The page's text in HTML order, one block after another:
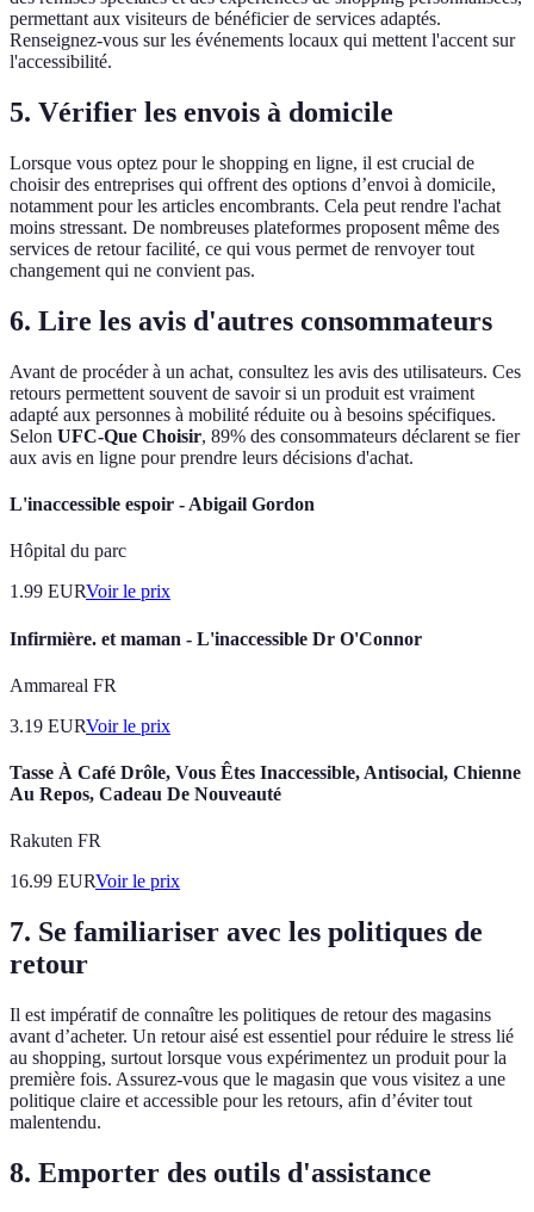
permettant aux visiteurs de bénéficier de services adaptés.
Renseignez-vous sur les événements locaux qui mettent l'accent sur
l'accessibilité.
5. Vérifier les envois à domicile
Lorsque vous optez pour le shopping en ligne, il est crucial de
choisir des entreprises qui offrent des options d’envoi à domicile,
notamment pour les articles encombrants. Cela peut rendre l'achat
moins stressant. De nombreuses plateformes proposent même des
services de retour facilité, ce qui vous permet de renvoyer tout
changement qui ne convient pas.
6. Lire les avis d'autres consommateurs
Avant de procéder à un achat, consultez les avis des utilisateurs. Ces
retours permettent souvent de savoir si un produit est vraiment
adapté aux personnes à mobilité réduite ou à besoins spécifiques.
Selon UFC-Que Choisir, 89% des consommateurs déclarent se fier
aux avis en ligne pour prendre leurs décisions d'achat.
L'inaccessible espoir - Abigail Gordon
Hôpital du parc
1.99 EURVoir le prix
Infirmière. et maman - L'inaccessible Dr O'Connor
Ammareal FR
3.19 EURVoir le prix
Tasse À Café Drôle, Vous Êtes Inaccessible, Antisocial, Chienne
Au Repos, Cadeau De Nouveauté
Rakuten FR
16.99 EURVoir le prix
7. Se familiariser avec les politiques de
retour
Il est impératif de connaître les politiques de retour des magasins
avant d’acheter. Un retour aisé est essentiel pour réduire le stress lié
au shopping, surtout lorsque vous expérimentez un produit pour la
première fois. Assurez-vous que le magasin que vous visitez a une
politique claire et accessible pour les retours, afin d’éviter tout
malentendu.
8. Emporter des outils d'assistance